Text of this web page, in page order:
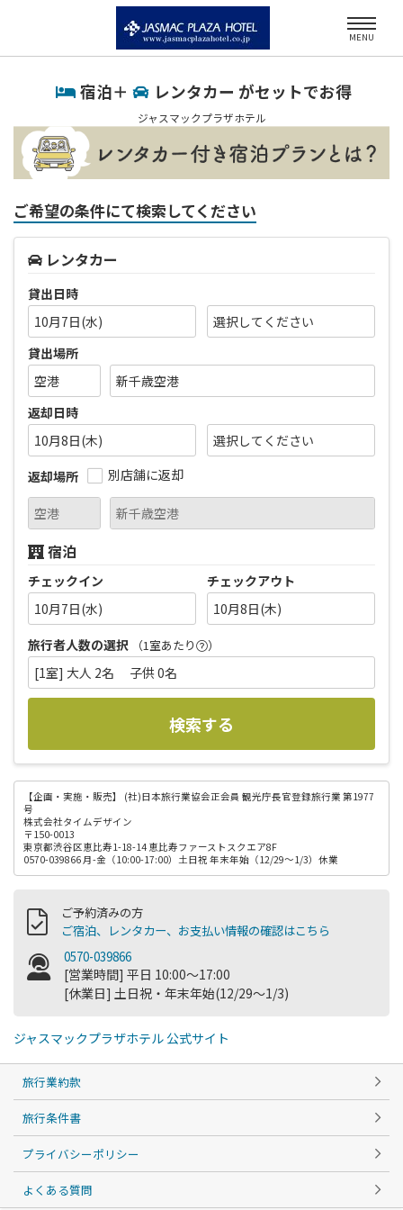
MENU
宿泊＋ レンタカー がセットでお得
ジャスマックプラザホテル
ご希望の条件にて検索してください
レンタカー
貸出日時
10月7日(水)
貸出場所
返却日時
10月8日(木)
返却場所
別店舗に返却
宿泊
チェックイン
10月7日(水)
チェックアウト
10月8日(木)
旅行者人数の選択
（1室あたり ）
[1室] 大人 2名 子供 0名
検索する
【企画・実施・販売】
(社)日本旅行業協会正会員 観光庁長官登録旅行業 第1977
号
株式会社タイムデザイン
〒150-0013
東京都渋谷区恵比寿1-18-14 恵比寿ファーストスクエア8F
0570-039866 月-金（10:00-17:00）土日祝 年末年始（12/29～1/3）休業
ご予約済みの方
ご宿泊、レンタカー、お支払い情報の確認はこちら
0570-039866
[営業時間] 平日 10:00～17:00
[休業日] 土日祝・年末年始(12/29～1/3)
ジャスマックプラザホテル 公式サイト
旅行業約款
旅行条件書
プライバシーポリシー
よくある質問